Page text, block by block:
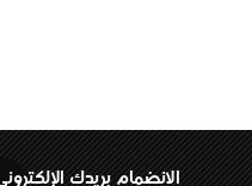
الانضمام بريدك